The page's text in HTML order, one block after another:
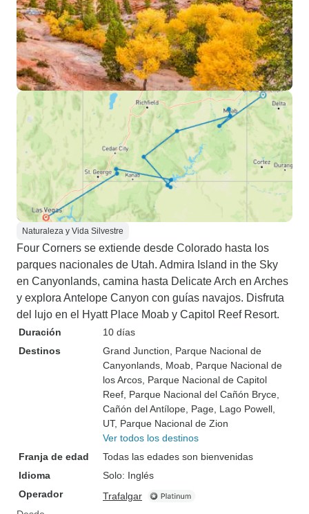
Naturaleza y Vida Silvestre
Four Corners se extiende desde Colorado hasta los
parques nacionales de Utah. Admira Island in the Sky
en Canyonlands, camina hasta Delicate Arch en Arches
y explora Antelope Canyon con guías navajos. Disfruta
del lujo en el Hyatt Place Moab y Capitol Reef Resort.
Duración
10 días
Destinos
Grand Junction , Parque Nacional de
Canyonlands , Moab , Parque Nacional de
los Arcos , Parque Nacional de Capitol
Reef , Parque Nacional del Cañón Bryce
Cañón del Antílope , Page , Lago Powell,
UT, Parque Nacional de Zion
Ver todos los destinos
Franja de edad
Todas las edades son bienvenidas
Idioma
Solo: Inglés
Operador
Trafalgar